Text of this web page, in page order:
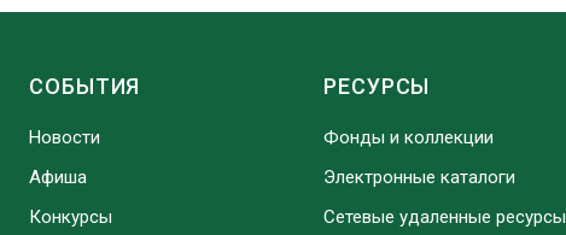
СОБЫТИЯ
Новости
Афиша
Конкурсы
РЕСУРСЫ
Фонды и коллекции
Электронные каталоги
Сетевые удаленные ресурсы